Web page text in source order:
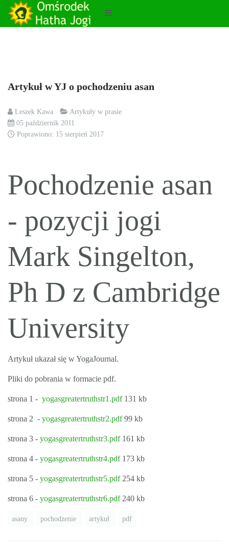
Artykuł w YJ o pochodzeniu asan
Leszek Kawa
Artykuły w prasie
05 październik 2011
Poprawiono: 15 sierpień 2017
Pochodzenie asan
- pozycji jogi
Mark Singelton,
Ph D z Cambridge
University
Artykuł ukazał się w YogaJournal.
Pliki do pobrania w formacie pdf.
strona 1 - yogasgreatertruthstr1.pdf 131 kb
strona 2 - yogasgreatertruthstr2.pdf99 kb
strona 3 - yogasgreatertruthstr3.pdf 161 kb
strona 4 - yogasgreatertruthstr4.pdf173 kb
strona 5 - yogasgreatertruthstr5.pdf254 kb
strona 6 - yogasgreatertruthstr6.pdf240 kb
asany pochodzenie artykuł pdf